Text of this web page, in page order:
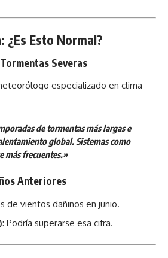
¿Es Esto Normal?
Severas
especializado en clima
de tormentas más largas e
global. Sistemas como
más frecuentes.»
Anteriores
de vientos dañinos en junio.
: Podría superarse esa cifra.